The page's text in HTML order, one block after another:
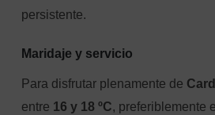
persistente.
Maridaje y servicio
Para disfrutar plenamente de
entre 16 y 18 ºC, preferiblemente